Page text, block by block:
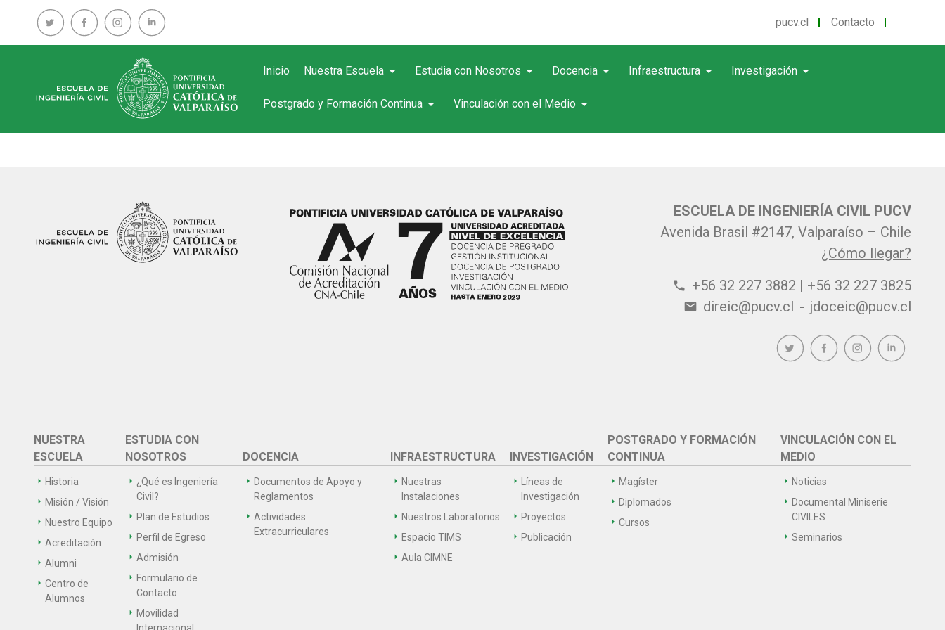
pucv.cl Contacto
Inicio Nuestra Escuela arrow_drop_down Estudia con Nosotros arrow_drop_down Docencia arrow_drop_down Infraestructura arrow_drop_down Investigación arrow_drop_down
Postgrado y Formación Continua arrow_drop_down Vinculación con el Medio arrow_drop_down
ESCUELA DE INGENIERÍA CIVIL PUCV
Avenida Brasil #2147, Valparaíso – Chile
¿Cómo llegar?
phone +56 32 227 3882 | +56 32 227 3825
email direic@pucv.cl - jdoceic@pucv.cl
NUESTRA
ESCUELA
Historia
Misión / Visión
Nuestro Equipo
Acreditación
Alumni
Centro de
Alumnos
ESTUDIA CON
NOSOTROS
¿Qué es Ingeniería
Civil?
Plan de Estudios
Perfil de Egreso
Admisión
Formulario de
Contacto
Movilidad
DOCENCIA
Documentos de Apoyo y
Reglamentos
Actividades
Extracurriculares
INFRAESTRUCTURA
Nuestras
Instalaciones
Nuestros Laboratorios
Espacio TIMS
Aula CIMNE
INVESTIGACIÓN
Líneas de
Investigación
Proyectos
Publicación
POSTGRADO Y FORMACIÓN
CONTINUA
Magíster
Diplomados
Cursos
VINCULACIÓN CON EL
MEDIO
Noticias
Documental Miniserie
CIVILES
Seminarios